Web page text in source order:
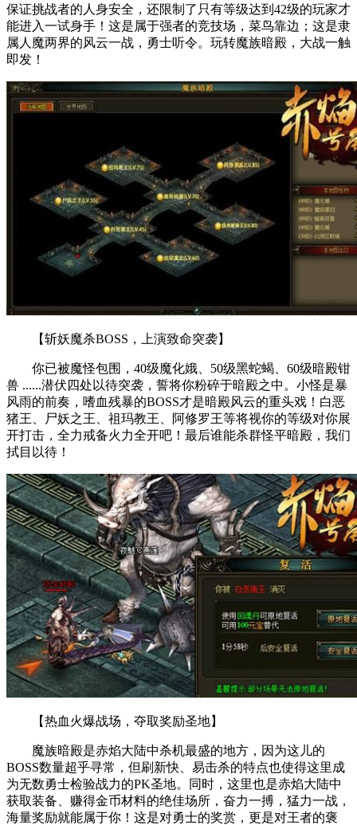
保证挑战者的人身安全，还限制了只有等级达到42级的玩家才
能进入一试身手！这是属于强者的竞技场，菜鸟靠边；这是隶
属人魔两界的风云一战，勇士听令。玩转魔族暗殿，大战一触
即发！
【斩妖魔杀BOSS，上演致命突袭】
你已被魔怪包围，40级魔化娥、50级黑蛇蝎、60级暗殿钳
兽 ......潜伏四处以待突袭，誓将你粉碎于暗殿之中。小怪是暴
风雨的前奏，嗜血残暴的BOSS才是暗殿风云的重头戏！白恶
猪王、尸妖之王、祖玛教王、阿修罗王等将视你的等级对你展
开打击，全力戒备火力全开吧！最后谁能杀群怪平暗殿，我们
拭目以待！
【热血火爆战场，夺取奖励圣地】
魔族暗殿是赤焰大陆中杀机最盛的地方，因为这儿的
BOSS数量超乎寻常，但刷新快、易击杀的特点也使得这里成
为无数勇士检验战力的PK圣地。同时，这里也是赤焰大陆中
获取装备、赚得金币材料的绝佳场所，奋力一搏，猛力一战，
海量奖励就能属于你！这是对勇士的奖赏，更是对王者的褒